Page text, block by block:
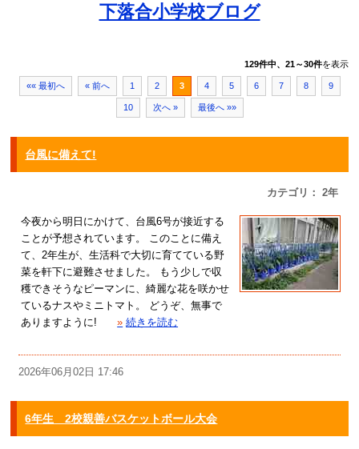
下落合小学校ブログ
129件中、21～30件を表示
«« 最初へ « 前へ 1 2 3 4 5 6 7 8 9
10 次へ » 最後へ »»
台風に備えて!
カテゴリ： 2年
今夜から明日にかけて、台風6号が接近する
ことが予想されています。 このことに備え
て、2年生が、生活科で大切に育てている野
菜を軒下に避難させました。 もう少しで収
穫できそうなピーマンに、綺麗な花を咲かせ
ているナスやミニトマト。 どうぞ、無事で
ありますように!
» 続きを読む
2026年06月02日 17:46
6年生 2校親善バスケットボール大会